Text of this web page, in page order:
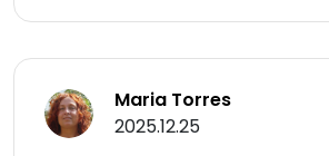
Maria Torres
2025.12.25